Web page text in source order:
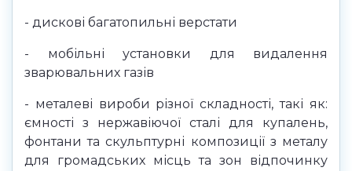
- дискові багатопильні верстати
- мобільні установки для видалення
зварювальних газів
- металеві вироби різної складності, такі як:
ємності з нержавіючої сталі для купалень,
фонтани та скульптурні композиції з металу
для громадських місць та зон відпочинку